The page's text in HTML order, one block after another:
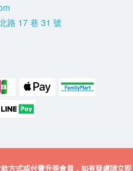
路 17 巷 31 號
方式或付費升等會員，如有疑慮請立即